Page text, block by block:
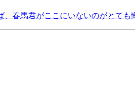
春馬君がここにいないのがとても